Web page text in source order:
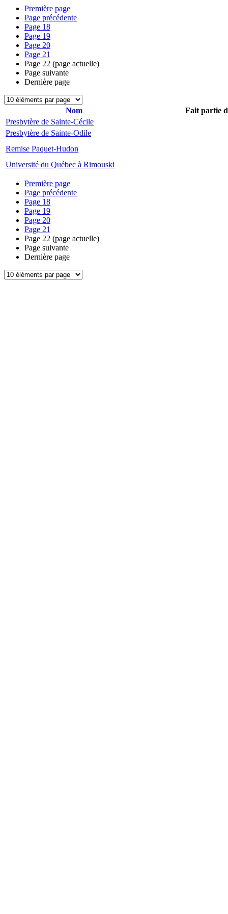
Première page
Page précédente
Page 18
Page 19
Page 20
Page 21
Page 22 (page actuelle)
Page suivante
Dernière page
Nom
Fait partie
Presbytère de Sainte-Cécile
Presbytère de Sainte-Odile
Remise Paquet-Hudon
Université du Québec à Rimouski
Première page
Page précédente
Page 18
Page 19
Page 20
Page 21
Page 22 (page actuelle)
Page suivante
Dernière page